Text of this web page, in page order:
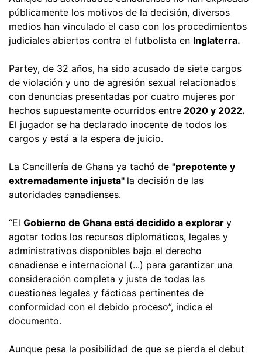
públicamente los motivos de la decisión, diversos
medios han vinculado el caso con los procedimientos
judiciales abiertos contra el futbolista en Inglaterra.
Partey, de 32 años, ha sido acusado de siete cargos
de violación y uno de agresión sexual relacionados
con denuncias presentadas por cuatro mujeres por
hechos supuestamente ocurridos entre 2020 y 2022.
El jugador se ha declarado inocente de todos los
cargos y está a la espera de juicio.
La Cancillería de Ghana ya tachó de "prepotente y
extremadamente injusta" la decisión de las
autoridades canadienses.
“El Gobierno de Ghana está decidido a explorar y
agotar todos los recursos diplomáticos, legales y
administrativos disponibles bajo el derecho
canadiense e internacional (...) para garantizar una
consideración completa y justa de todas las
cuestiones legales y fácticas pertinentes de
conformidad con el debido proceso”, indica el
documento.
Aunque pesa la posibilidad de que se pierda el debut